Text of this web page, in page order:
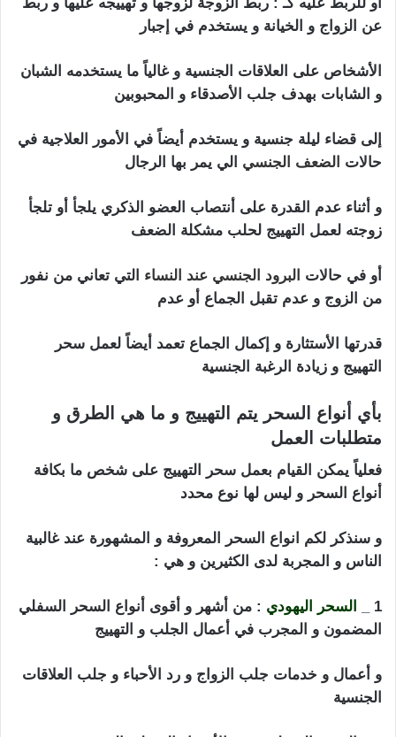
عن الزواج و الخيانة و يستخدم في إجبار
الأشخاص على العلاقات الجنسية و غالياً ما يستخدمه الشبان
و الشابات بهدف جلب الأصدقاء و المحبوبين
إلى قضاء ليلة جنسية و يستخدم أيضاً في الأمور العلاجية في
حالات الضعف الجنسي الي يمر بها الرجال
و أثناء عدم القدرة على أنتصاب العضو الذكري يلجأ أو تلجأ
زوجته لعمل التهييج لحلب مشكلة الضعف
أو في حالات البرود الجنسي عند النساء التي تعاني من نفور
من الزوج و عدم تقبل الجماع أو عدم
قدرتها الأستثارة و إكمال الجماع تعمد أيضاً لعمل سحر
التهييج و زيادة الرغبة الجنسية
بأي أنواع السحر يتم التهييج و ما هي الطرق و
متطلبات العمل
فعلياً يمكن القيام بعمل سحر التهييج على شخص ما بكافة
أنواع السحر و ليس لها نوع محدد
و سنذكر لكم انواع السحر المعروفة و المشهورة عند غالبية
الناس و المجربة لدى الكثيرين و هي :
1 _ السحر اليهودي : من أشهر و أقوى أنواع السحر السفلي
المضمون و المجرب في أعمال الجلب و التهييج
و أعمال و خدمات جلب الزواج و رد الأحباء و جلب العلاقات
الجنسية